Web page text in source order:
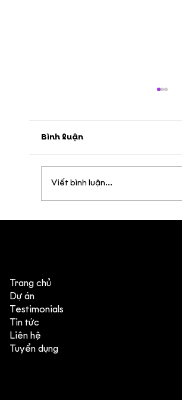
Bình luận
Viết bình luận...
Trang chủ
Dự án
Testimonials
Tin tức
Liên hệ
Tuyển dụng